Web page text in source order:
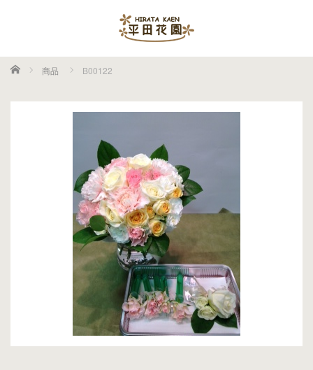
ホーム 商品 B00122